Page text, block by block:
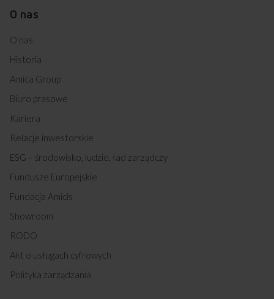
O nas
O nas
Historia
Amica Group
Biuro prasowe
Kariera
Relacje inwestorskie
ESG – środowisko, ludzie, ład zarządczy
Fundusze Europejskie
Fundacja Amicis
Showroom
RODO
Akt o usługach cyfrowych
Polityka zarządzania